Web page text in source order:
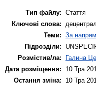
Тип файлу: Стаття
Ключові слова:
Теми: За
Підрозділи:
Розмістив/ла:
Галина
Дата розміщення:
10 Тра
Остання зміна:
10 Тра